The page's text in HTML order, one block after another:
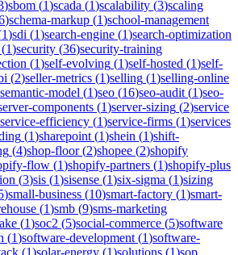
)sbom (1)scada (1)scalability (3)scaling
)schema-markup (1)school-management
1)sdi (1)search-engine (1)search-optimization
(1)security (36)security-training
(1)self-evolving (1)self-hosted (1)self-
(2)seller-metrics (1)selling (1)selling-online
semantic-model (1)seo (16)seo-audit (1)seo-
components (1)server-sizing (2)service
service-efficiency (1)service-firms (1)services
(1)sharepoint (1)shein (1)shift-
(4)shop-floor(2)shopee (2)shopify
flow (1)shopify-partners (1)shopify-plus
(3)sis (1)sisense (1)six-sigma (1)sizing
)small-business (10)smart-factory (1)smart-
(1)smb (9)sms-marketing
(1)soc2 (5)social-commerce (5)software
(1)software-development (1)software-
(1)solar-energy (1)solutions (1)sop